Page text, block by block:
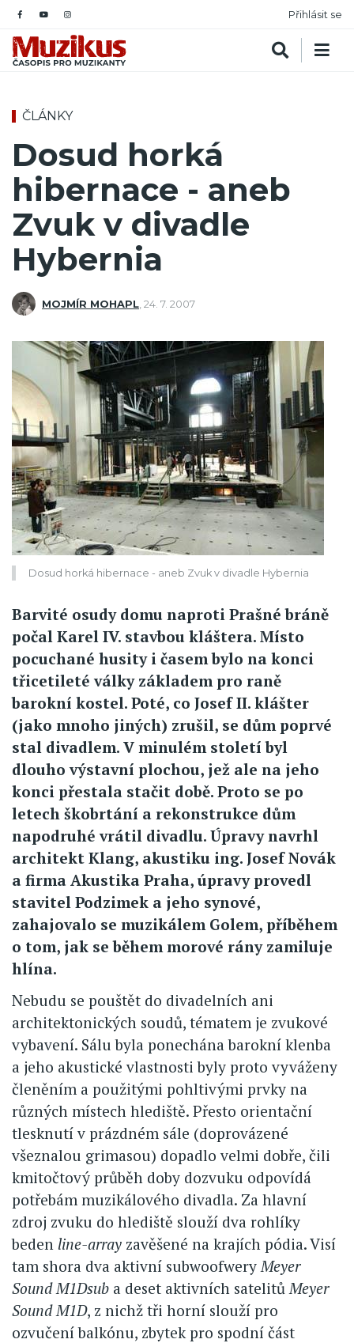
Přihlásit se
ČLÁNKY
Dosud horká
hibernace - aneb
Zvuk v divadle
Hybernia
MOJMÍR MOHAPL 24. 7. 2007
Dosud horká hibernace - aneb Zvuk v divadle Hybernia
Barvité osudy domu naproti Prašné bráně
počal Karel IV. stavbou kláštera. Místo
pocuchané husity i časem bylo na konci
třicetileté války základem pro raně
barokní kostel. Poté, co Josef II. klášter
(jako mnoho jiných) zrušil, se dům poprvé
stal divadlem. V minulém století byl
dlouho výstavní plochou, jež ale na jeho
konci přestala stačit době. Proto se po
letech škobrtání a rekonstrukce dům
napodruhé vrátil divadlu. Úpravy navrhl
architekt Klang, akustiku ing. Josef Novák
a firma Akustika Praha, úpravy provedl
stavitel Podzimek a jeho synové,
zahajovalo se muzikálem Golem, příběhem
o tom, jak se během morové rány zamiluje
hlína.
Nebudu se pouštět do divadelních ani
architektonických soudů, tématem je zvukové
vybavení. Sálu byla ponechána barokní klenba
a jeho akustické vlastnosti byly proto vyváženy
členěním a použitými pohltivými prvky na
různých místech hlediště. Přesto orientační
tlesknutí v prázdném sále (doprovázené
všeznalou grimasou) dopadlo velmi dobře, čili
kmitočtový průběh doby dozvuku odpovídá
potřebám muzikálového divadla. Za hlavní
zdroj zvuku do hlediště slouží dva rohlíky
beden line-array zavěšené na krajích pódia. Visí
tam shora dva aktivní subwoofwery Meyer
Sound M1Dsub a deset aktivních satelitů Meyer
Sound M1D, z nichž tři horní slouží pro
ozvučení balkónu, zbytek pro spodní část